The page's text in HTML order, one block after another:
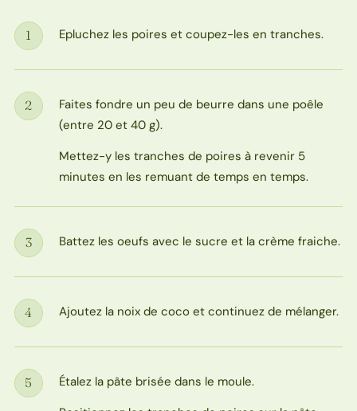
Étape
1 Epluchez les poires et coupez-les en tranches.
Étape
2
Faites fondre un peu de beurre dans une poêle
(entre 20 et 40 g).
Mettez-y les tranches de poires à revenir 5
minutes en les remuant de temps en temps.
Étape
3 Battez les oeufs avec le sucre et la crème fraiche.
Étape
4 Ajoutez la noix de coco et continuez de mélanger.
Étape
5
Étalez la pâte brisée dans le moule.